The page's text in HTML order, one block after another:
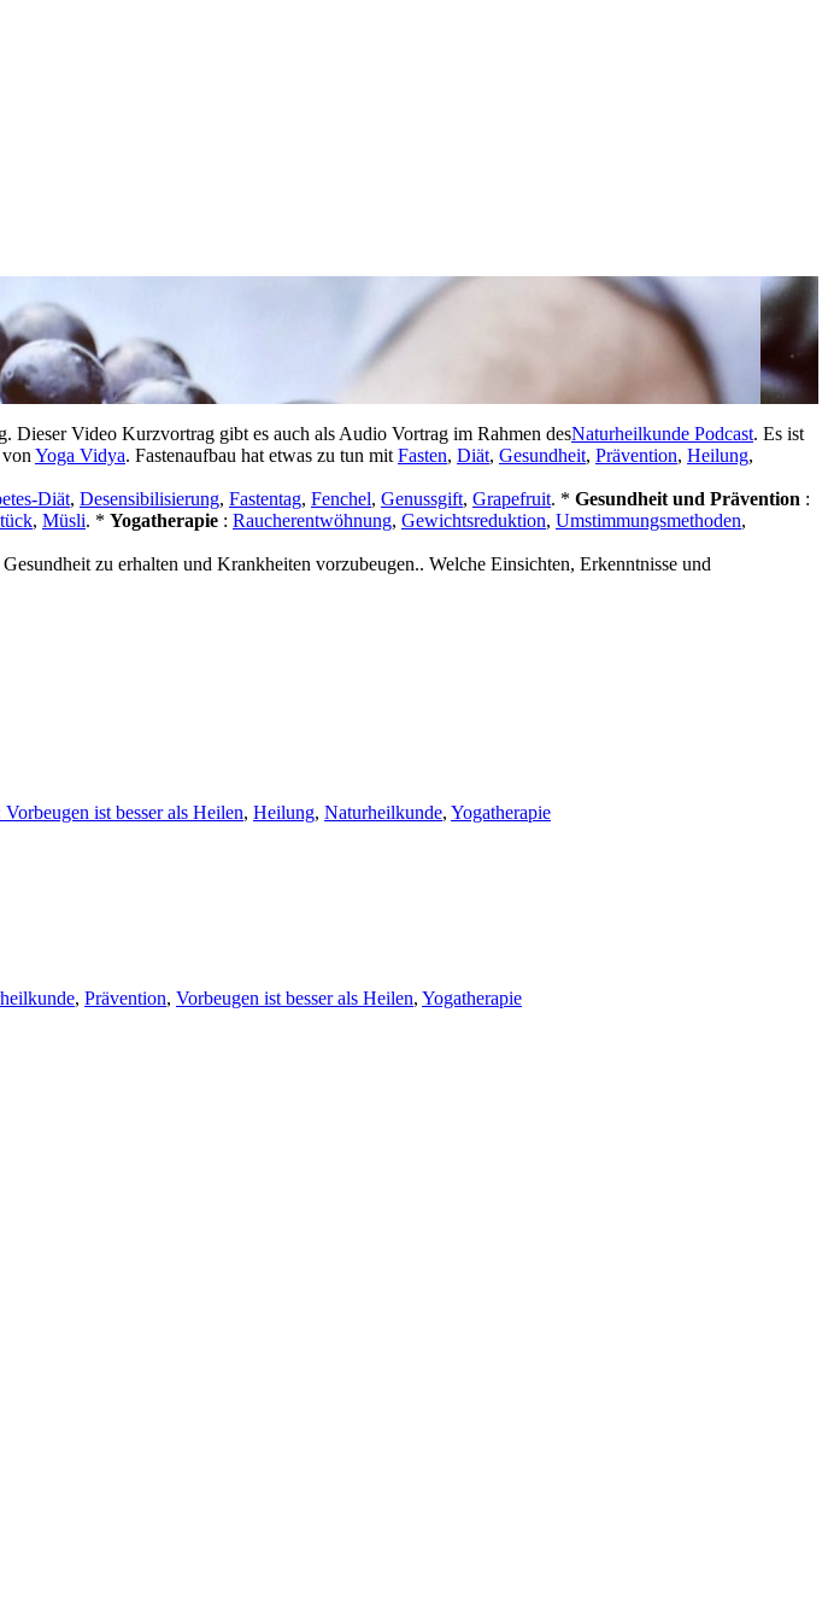
Dieser Video Kurzvortrag gibt es auch als Audio Vortrag im Rahmen desNaturheilkunde Podcast. Es ist
von Yoga Vidya. Fastenaufbau hat etwas zu tun mit Fasten, Diät, Gesundheit, Prävention, Heilung,
Diät, Desensibilisierung, Fastentag, Fenchel, Genussgift, Grapefruit. * Gesundheit und Prävention :
, Müsli. * Yogatherapie : Raucherentwöhnung, Gewichtsreduktion, Umstimmungsmethoden,
zu erhalten und Krankheiten vorzubeugen.. Welche Einsichten, Erkenntnisse und
ist besser als Heilen, Heilung, Naturheilkunde, Yogatherapie
, Prävention, Vorbeugen ist besser als Heilen, Yogatherapie